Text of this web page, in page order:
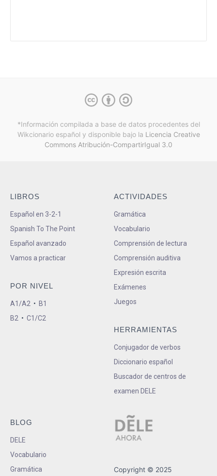
*Información compilada a base de datos procedentes del
Wikcionario español y disponible bajo la Licencia Creative
Commons Atribución-CompartirIgual 3.0
LIBROS
Español en 3-2-1
Spanish To The Point
Español avanzado
Vamos a practicar
POR NIVEL
A1/A2 • B1
B2 • C1/C2
ACTIVIDADES
Gramática
Vocabulario
Comprensión de lectura
Comprensión auditiva
Expresión escrita
Exámenes
Juegos
HERRAMIENTAS
Conjugador de verbos
Diccionario español
Buscador de centros de
examen DELE
BLOG
DELE
Vocabulario
Gramática
Copyright © 2025